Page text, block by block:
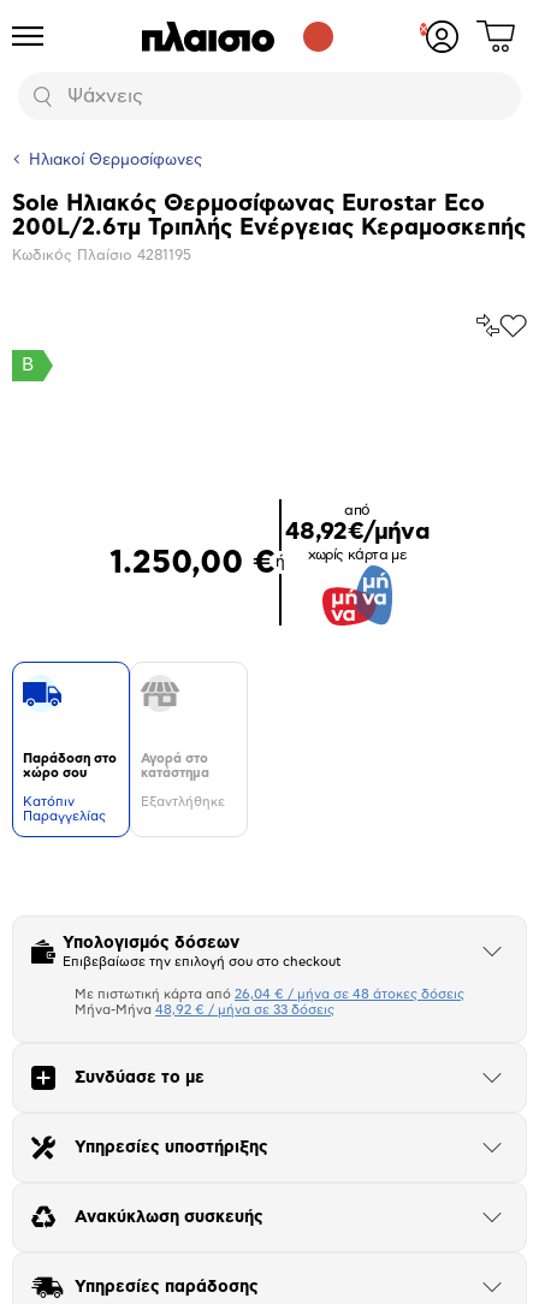
Προϊόντα
Αναζήτηση
Δες
Ηλιακοί Θερμοσίφωνες
Βασικά
χαρακτηριστικά
Sole Ηλιακός Θερμοσίφωνας Eurostar Eco
200L/2.6τμ Τριπλής Ενέργειας Κεραμοσκεπής
Κωδικός Πλαίσιο 4281195
B
1.250,00 €ή
από
48,92€/μήνα
χωρίς κάρτα με
Παράδοση στο
χώρο σου
Kατόπιν
Παραγγελίας
Αγορά στο
κατάστημα
Εξαντλήθηκε
Υπολογισμός δόσεων
Επιβεβαίωσε την επιλογή σου στο checkout
Άνοιξε
Πιστωτική κάρτα
Με πιστωτική κάρτα από 26,04 € / μήνα σε 48 άτοκες δόσεις
Μήνα-Μήνα 48,92 € / μήνα σε 33 δόσεις
Συνδύασε το με
Άνοιξε
Υπηρεσίες υποστήριξης
Άνοιξε
Ανακύκλωση συσκευής
Άνοιξε
Υπηρεσίες παράδοσης
Άνοιξε